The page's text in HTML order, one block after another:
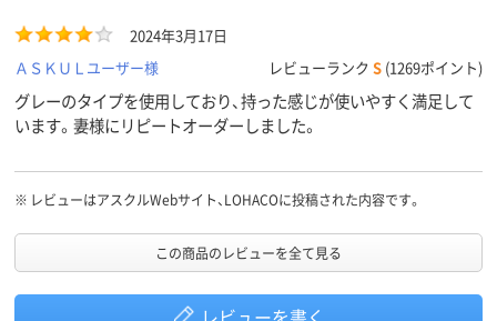
軸径 14.1mm
カラーグ
ループ
ゴールド系 ゴールド系 ゴールド系
2024年3月17日
ＡＳＫＵＬユーザー様
レビューランク S (1269ポイント)
グレーのタイプを使用しており、持った感じが使いやすく満足して
います。妻様にリピートオーダーしました。
※ レビューはアスクルWebサイト、LOHACOに投稿された内容です。
この商品のレビューを全て見る